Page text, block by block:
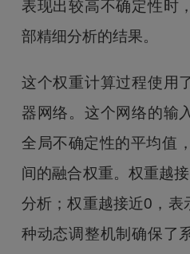
表现出较高不确定性时
部精细分析的结果。
这个权重计算过程使用
器网络。这个网络的输
全局不确定性的平均值
间的融合权重。权重越
分析；权重越接近0，表
种动态调整机制确保了